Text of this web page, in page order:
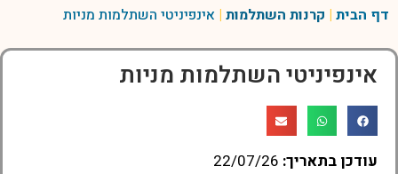
דף הבית | קרנות השתלמות | אינפיניטי השתלמות מניות
אינפיניטי השתלמות מניות
עודכן בתאריך: 22/07/26